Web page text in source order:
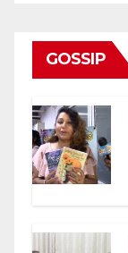
GOSSIP